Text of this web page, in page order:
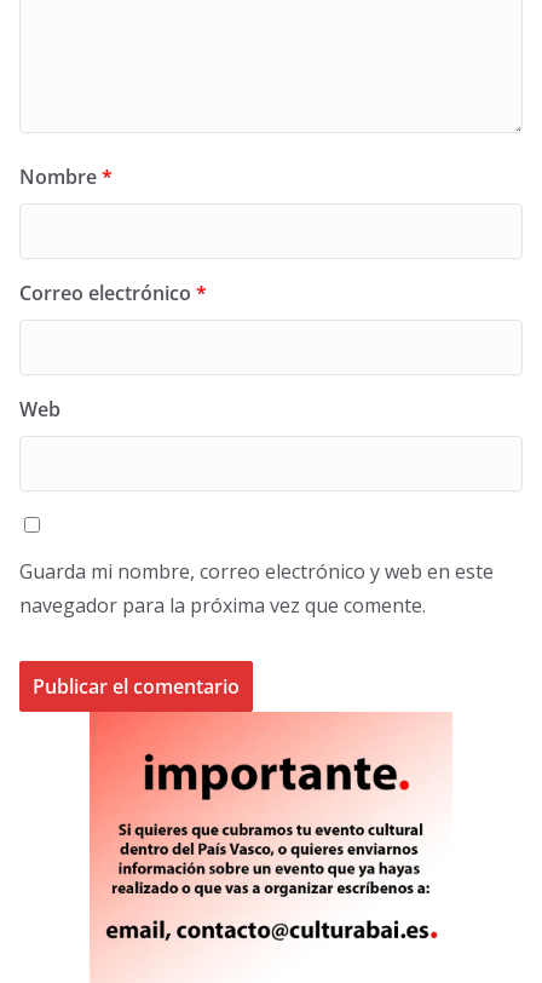
Nombre*
Correo electrónico *
Web
Guarda mi nombre, correo electrónico y web en este
navegador para la próxima vez que comente.